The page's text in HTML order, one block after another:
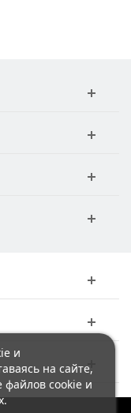
и
на сайте,
файлов cookie и